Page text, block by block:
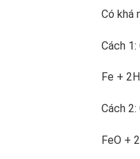
Có khá
Cách
Fe +
Cách
FeO +